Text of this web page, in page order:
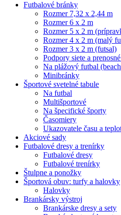
Futbalové bránky
Rozmer 7,32 x 2,44 m
Rozmer 6 x 2 m
Rozmer 5 x 2 m
Rozmer 4 x 2 m (malý
Rozmer 3 x 2 m (futsal)
Podpory siete a
Na plážový futbal
Minibránky
Športové svetelné tabule
Na futbal
Multišportové
Na špecifické športy
Časomiery
Ukazovatele času a
Akciové sady
Futbalové dresy a trenírky
Futbalové dresy
Futbalové trenírky
Štulpne a ponožky
Športová obuv: turfy a halovky
Halovky
Brankársky výstroj
Brankárske dresy a sety